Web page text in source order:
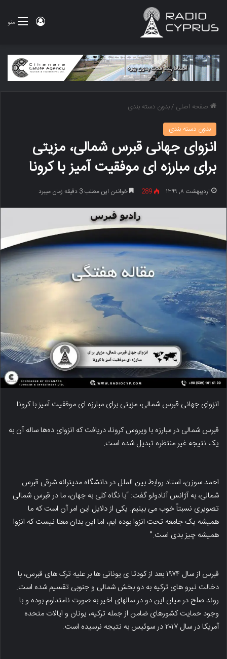
منو ورود
صفحه اصلی /بدون دسته بندی
بدون دسته بندی
انزوای جهانی قبرس شمالی، مزیتی
برای مبارزه ای موفقیت آمیز با کرونا
اردیبهشت ۸, ۱۳۹۹ 289 خواندن این مطلب 3 دقیقه زمان میبرد
انزوای جهانی قبرس شمالی، مزیتی برای مبارزه ای موفقیت آمیز با کرونا
قبرس شمالی در مبارزه با ویروس کرونا، دریافت که انزوای ده‌ها ساله آن به
یک نتیجه غیر منتظره تبدیل شده است.
احمد سوزن، استاد روابط بین الملل در دانشگاه مدیترانه شرقی قبرس
شمالی، به آژانس آنادولو گفت: “با نگاه کلی به جهان، ما در قبرس شمالی
تصویری نسبتاً خوب می بینیم. یکی از دلایل این امر آن است که ما
همیشه یک جامعه تحت انزوا بوده ایم، اما این بدان معنا نیست که انزوا
همیشه چیز بدی است.”
قبرس از سال ۱۹۷۴ بعد از کودتا ی یونانی ها بر علیه ترک های قبرس، با
دخالت نیرو های ترکیه به دو بخش شمالی و جنوبی تقسیم شده است.
روند صلح در میان این دو در سالهای اخیر به صورت نامتداوم بوده و با
وجود حمایت کشورهای ضامن از جمله ترکیه، یونان و ایالات متحده
آمریکا در سال ۲۰۱۷ در سوئیس به نتیجه نرسیده است.